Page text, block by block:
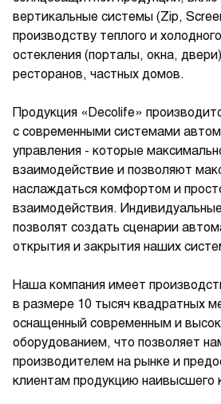
вертикальные системы (Zip,
производству теплого и
остекления (порталы, окна,
ресторанов, частных домов.
Продукция «Decolife»
с современными системами
управления - которые
взаимодействие и позволяют
наслаждаться комфортом и
взаимодействия.
позволят создать сценарии
открытия и закрытия наших
Наша компания имеет
в размере 10 тысяч квадратных
оснащенный современным и
оборудованием, что позволяет
производителем на рынке и
клиентам продукцию наивысшего